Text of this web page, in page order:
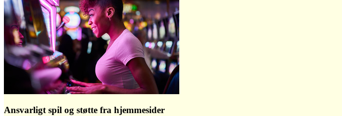
Ansvarligt spil og støtte fra hjemmesider